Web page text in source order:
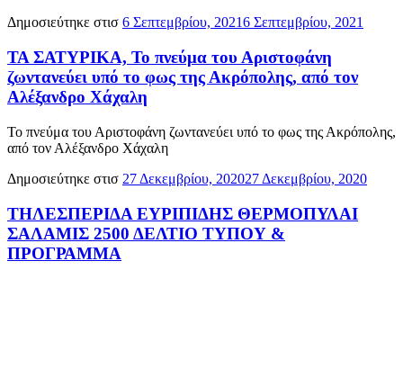
Δημοσιεύτηκε στισ 6 Σεπτεμβρίου, 20216 Σεπτεμβρίου, 2021
ΤΑ ΣΑΤΥΡΙΚΑ, Το πνεύμα του Αριστοφάνη
ζωντανεύει υπό το φως της Ακρόπολης, από τον
Αλέξανδρο Χάχαλη
Το πνεύμα του Αριστοφάνη ζωντανεύει υπό το φως της Ακρόπολης,
από τον Αλέξανδρο Χάχαλη
Δημοσιεύτηκε στισ 27 Δεκεμβρίου, 202027 Δεκεμβρίου, 2020
ΤΗΛΕΣΠΕΡΙΔΑ ΕΥΡΙΠΙΔΗΣ ΘΕΡΜΟΠΥΛΑΙ
ΣΑΛΑΜΙΣ 2500 ΔΕΛΤΙΟ ΤΥΠΟΥ &
ΠΡΟΓΡΑΜΜΑ